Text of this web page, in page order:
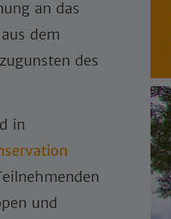
an das
dem
des
in
und